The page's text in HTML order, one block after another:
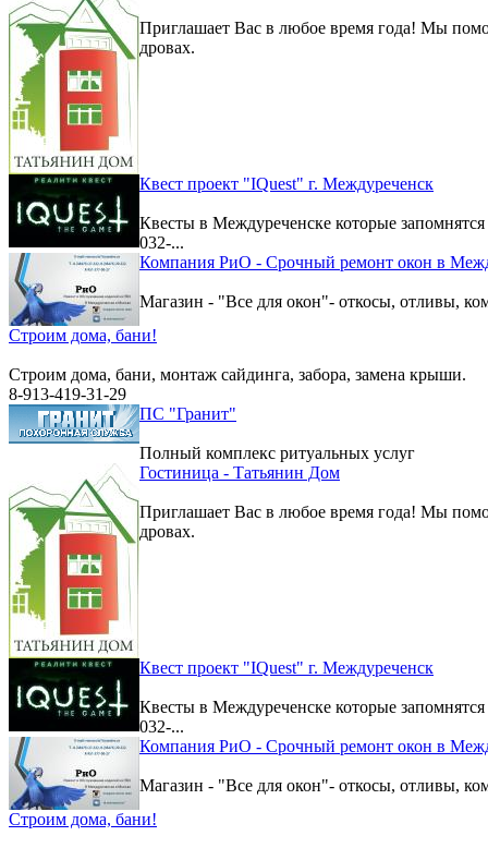
Приглашает Вас в любое время года! Мы
дровах.
Квест проект "IQuest" г. Междуреченск
Квесты в Междуреченске которые
032-...
Компания РиО - Срочный ремонт окон в
Магазин - "Все для окон"- откосы, отливы,
Строим дома, бани!
Строим дома, бани, монтаж сайдинга, забора, замена крыши.
8-913-419-31-29
ПС "Гранит"
Полный комплекс ритуальных услуг
Гостиница - Татьянин Дом
Приглашает Вас в любое время года! Мы
дровах.
Квест проект "IQuest" г. Междуреченск
Квесты в Междуреченске которые
032-...
Компания РиО - Срочный ремонт окон в
Магазин - "Все для окон"- откосы, отливы,
Строим дома, бани!